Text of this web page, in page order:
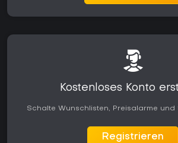
Kostenloses Konto
Schalte Wunschlisten, Preisalarme und
Registrieren